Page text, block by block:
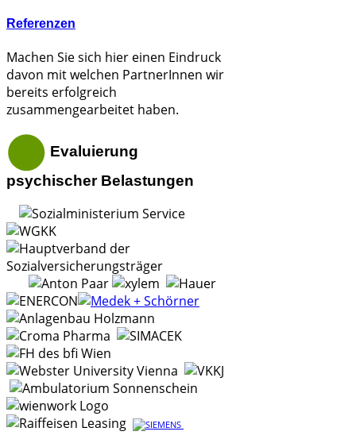
Referenzen
Machen Sie sich hier einen Eindruck
davon mit welchen PartnerInnen wir
bereits erfolgreich
zusammengearbeitet haben.
Evaluierung
psychischer Belastungen